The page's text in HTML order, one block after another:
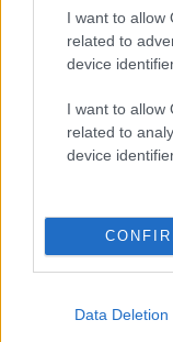
I want to allow
related to
device
I want to allow
related to
device
Data Deletion
Μπορεί να έφτασε
χώρο των
για χρήση του
connected
πειραματίζεται
τηλεοράσεις.